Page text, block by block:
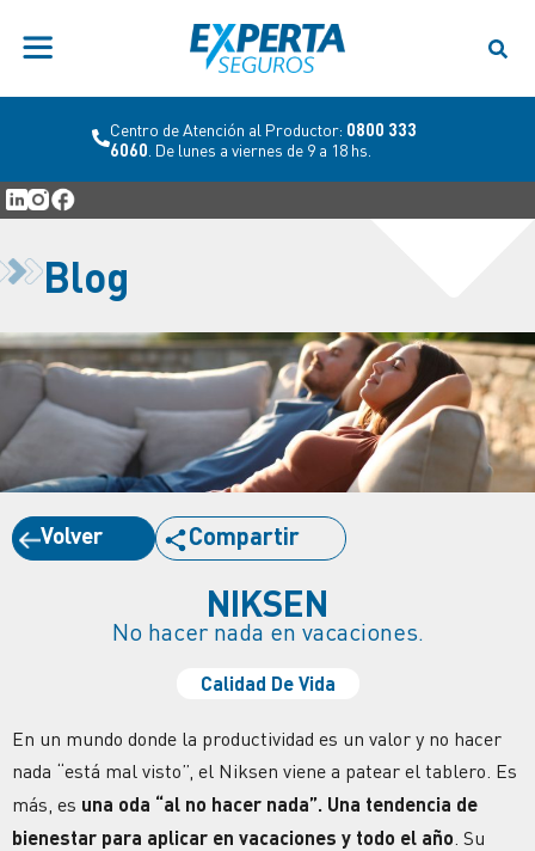
Centro de Atención al Productor: 0800 333
6060 . De lunes a viernes de 9 a 18 hs.
Blog
Volver Compartir
NIKSEN
No hacer nada en vacaciones.
Calidad De Vida
En un mundo donde la productividad es un valor y no hacer
nada “está mal visto”, el Niksen viene a patear el tablero. Es
más, es una oda “al no hacer nada”. Una tendencia de
bienestar para aplicar en vacaciones y todo el año . Su